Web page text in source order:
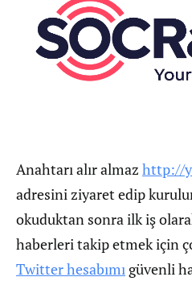
Anahtarı alır almaz http://
adresini ziyaret edip
okuduktan sonra ilk iş
haberleri takip etmek için
Twitter hesabımı güvenli